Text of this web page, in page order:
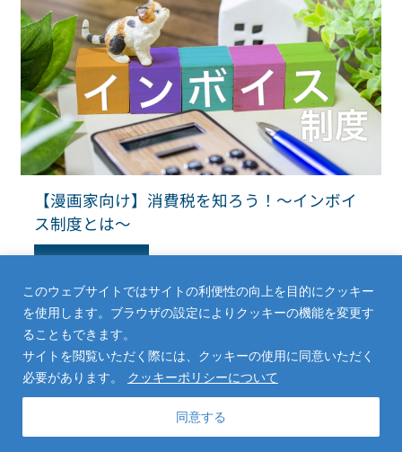
このウェブサイトではサイトの利便性の向上を目的にクッキー
を使用します。ブラウザの設定によりクッキーの機能を変更す
ることもできます。
サイトを閲覧いただく際には、クッキーの使用に同意いただく
必要があります。
クッキーポリシーについて
同意する
【漫画家向け】消費税を知ろう！～インボイ
ス制度とは～